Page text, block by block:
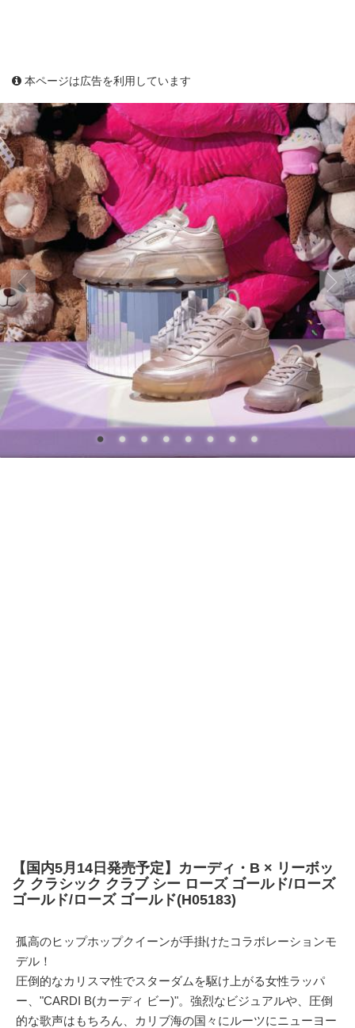
本ページは広告を利用しています
【国内5月14日発売予定】カーディ・B × リーボッ
ク クラシック クラブ シー ローズ ゴールド/ローズ
ゴールド/ローズ ゴールド(H05183)
孤高のヒップホップクイーンが手掛けたコラボレーションモ
デル！
圧倒的なカリスマ性でスターダムを駆け上がる女性ラッパ
ー、"CARDI B(カーディ ビー)"。強烈なビジュアルや、圧倒
的な歌声はもちろん、カリブ海の国々にルーツにニューヨー